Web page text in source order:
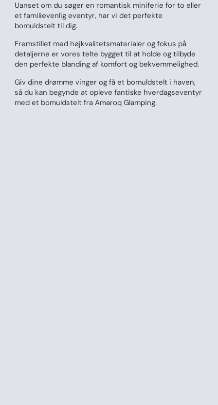
Uanset om du søger en romantisk miniferie for to eller
et familievenlig eventyr, har vi det perfekte
bomuldstelt til dig.
Fremstillet med højkvalitetsmaterialer og fokus på
detaljerne er vores telte bygget til at holde og tilbyde
den perfekte blanding af komfort og bekvemmelighed.
Giv dine drømme vinger og få et bomuldstelt i haven,
så du kan begynde at opleve fantiske hverdagseventyr
med et bomuldstelt fra Amaroq Glamping.